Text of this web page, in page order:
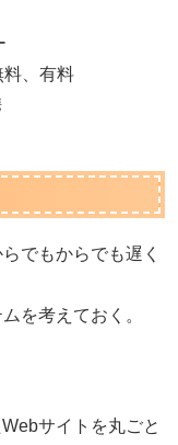
、有料
でもからでも遅く
を考えておく。
サイトを丸ごと